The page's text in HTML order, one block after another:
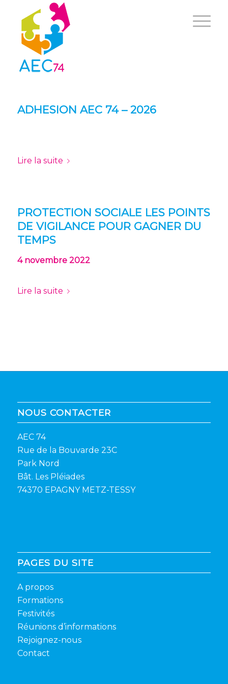
ADHESION AEC 74 – 2026
Lire la suite
PROTECTION SOCIALE LES POINTS
DE VIGILANCE POUR GAGNER DU
TEMPS
4 novembre 2022
Lire la suite
NOUS CONTACTER
AEC 74
Rue de la Bouvarde 23C
Park Nord
Bât. Les Pléiades
74370 EPAGNY METZ-TESSY
PAGES DU SITE
A propos
Formations
Festivités
Réunions d’informations
Rejoignez-nous
Contact